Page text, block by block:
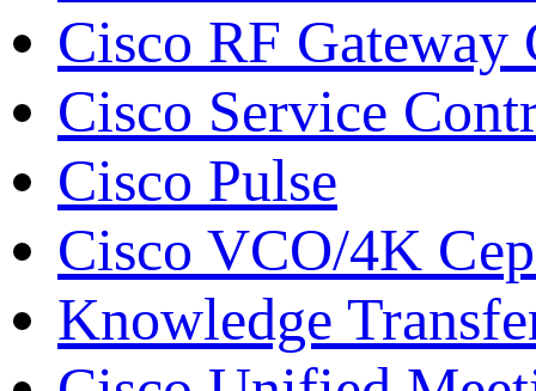
Cisco RF Gateway
Cisco Service
Cisco Pulse
Cisco VCO/4K
Knowledge